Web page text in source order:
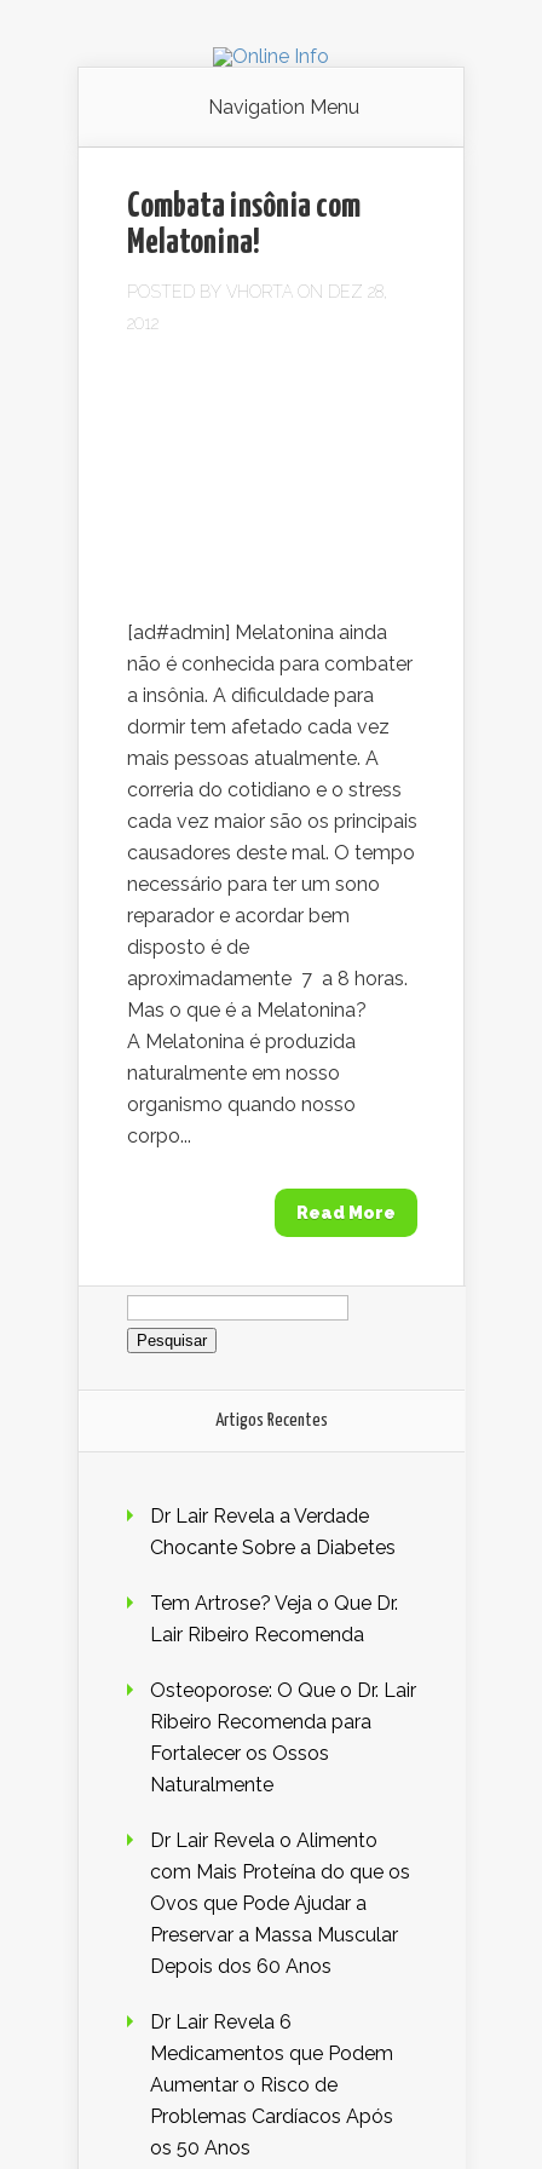
Navigation Menu
Combata insônia com
Melatonina!
POSTED BY VHORTA ON DEZ 28,
2012
[ad#admin] Melatonina ainda
não é conhecida para combater
a insônia. A dificuldade para
dormir tem afetado cada vez
mais pessoas atualmente. A
correria do cotidiano e o stress
cada vez maior são os principais
causadores deste mal. O tempo
necessário para ter um sono
reparador e acordar bem
disposto é de
aproximadamente 7 a 8 horas.
Mas o que é a Melatonina?
A Melatonina é produzida
naturalmente em nosso
organismo quando nosso
corpo...
Read More
Pesquisar
por:
Artigos Recentes
Dr Lair Revela a Verdade
Chocante Sobre a Diabetes
Tem Artrose? Veja o Que Dr.
Lair Ribeiro Recomenda
Osteoporose: O Que o Dr. Lair
Ribeiro Recomenda para
Fortalecer os Ossos
Naturalmente
Dr Lair Revela o Alimento
com Mais Proteína do que os
Ovos que Pode Ajudar a
Preservar a Massa Muscular
Depois dos 60 Anos
Dr Lair Revela 6
Medicamentos que Podem
Aumentar o Risco de
Problemas Cardíacos Após
os 50 Anos